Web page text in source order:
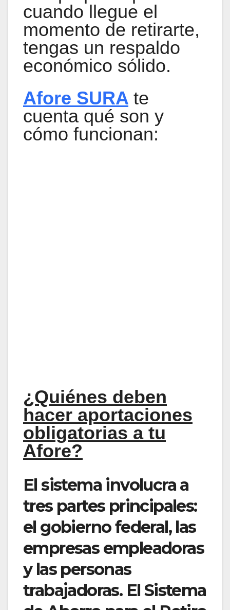
cuando llegue el
momento de retirarte,
tengas un respaldo
económico sólido.
Afore SURA te
cuenta qué son y
cómo funcionan:
¿Quiénes deben
hacer aportaciones
obligatorias a tu
Afore?
El sistema involucra a
tres partes principales:
el gobierno federal, las
empresas empleadoras
y las personas
trabajadoras. El Sistema